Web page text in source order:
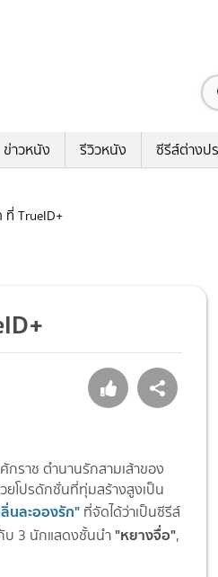
ข่าวหนัง รีวิวหนัง ซีรีส์ต่างป
ที่ TrueID+
ราช ตำนานรักสามเส้าของ
ยโปรดักชั่นที่ทุ่มสร้างสูงเป็น
นละอองรัก" ที่จัดได้ว่าเป็นซีรีส์
บ 3 นักแสดงชั้นนำ"หยางจื่อ",